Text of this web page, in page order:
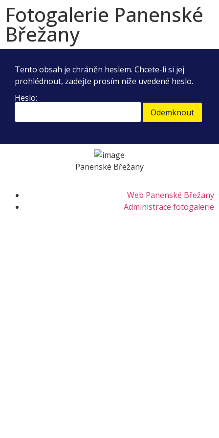
Fotogalerie Panenské
Břežany
Tento obsah je chráněn heslem. Chcete-li si jej
prohlédnout, zadejte prosím níže uvedené heslo.
Heslo:
Panenské Břežany
Web Panenské Břežany
Administrace fotogalerie